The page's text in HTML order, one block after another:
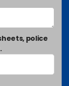
police